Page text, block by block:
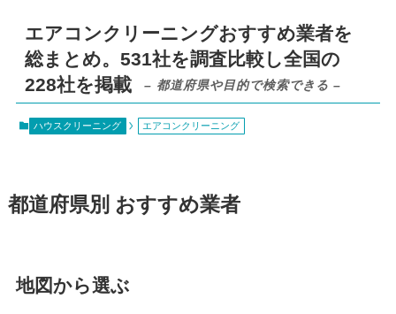
エアコンクリーニングおすすめ業者を
総まとめ。531社を調査比較し全国の
228社を掲載
– 都道府県や目的で検索できる –
ハウスクリーニング エアコンクリーニング
都道府県別 おすすめ業者
地図から選ぶ